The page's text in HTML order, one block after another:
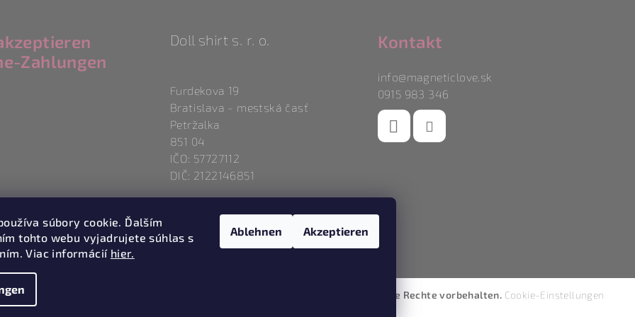
súbory cookie. Ďalším
tohto webu vyjadrujete súhlas s
Viac informácií hier.
Ablehnen Akzeptieren
Zahlungen
Doll shirt s. r. o.
Furdekova 19
Bratislava - mestská časť
Petržalka
851 04
IČO: 57727112
DIČ: 2122146851
Kontakt
info@magneticlove.sk
0915 983 346
. Alle Rechte vorbehalten. Cookie-Einstellungen